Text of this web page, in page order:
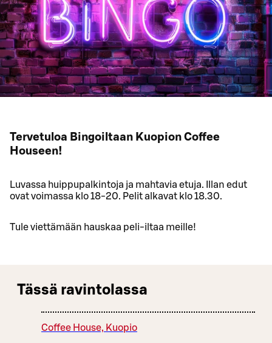
Tervetuloa Bingoiltaan Kuopion Coffee
Houseen!
Luvassa huippupalkintoja ja mahtavia etuja. Illan edut
ovat voimassa klo 18-20. Pelit alkavat klo 18.30.
Tule viettämään hauskaa peli-iltaa meille!
Tässä ravintolassa
Coffee House, Kuopio